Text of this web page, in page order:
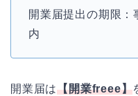
開業届提出の期限：
内
開業届は【開業freee】